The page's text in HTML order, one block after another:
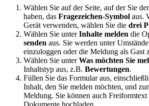
Wählen Sie auf der Seite, auf der Sie
haben, das Fragezeichen-Symbol aus.
Gerät verwenden, wählen Sie die drei
Wählen Sie unterInhalte melden die
senden aus. Sie werden unter
einzuloggen oder die Meldung als Gast
Wählen Sie unterWas möchten Sie
Inhaltstyp aus, z.B. Bewertungen.
Füllen Sie das Formular aus,
Inhalt, den Sie melden möchten, und
Meldung. Sie können auch